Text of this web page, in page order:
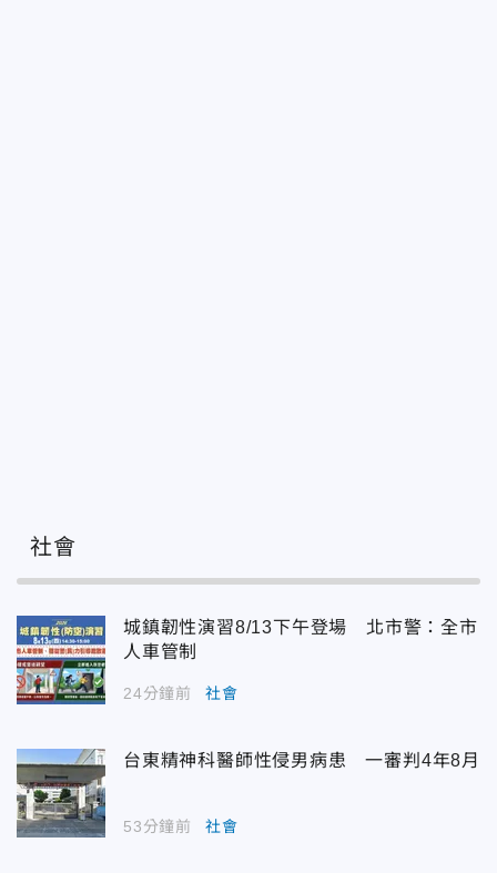
社會
城鎮韌性演習8/13下午登場 北市警：全市
人車管制
24分鐘前 社會
台東精神科醫師性侵男病患 一審判4年8月
53分鐘前 社會